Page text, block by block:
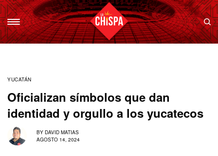
YUCATÁN
Oficializan símbolos que dan
identidad y orgullo a los yucatecos
BY DAVID MATIAS
AGOSTO 14, 2024